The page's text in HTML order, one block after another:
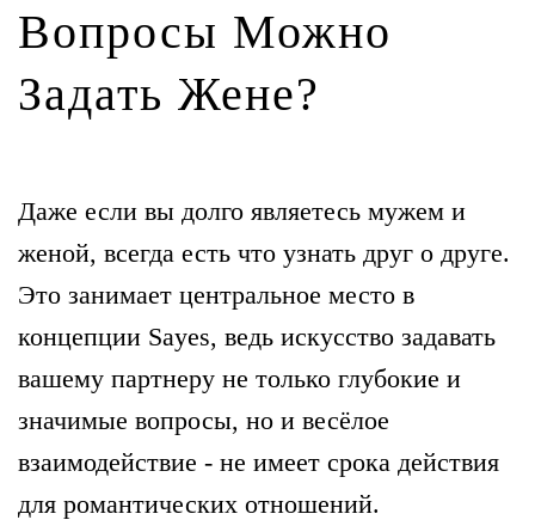
Вопросы Можно
Задать Жене?
Даже если вы долго являетесь мужем и
женой, всегда есть что узнать друг о друге.
Это занимает центральное место в
концепции Sayes, ведь искусство задавать
вашему партнеру не только глубокие и
значимые вопросы, но и весёлое
взаимодействие - не имеет срока действия
для романтических отношений.